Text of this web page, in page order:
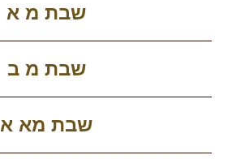
שבת מ א
שבת מ ב
שבת מא א